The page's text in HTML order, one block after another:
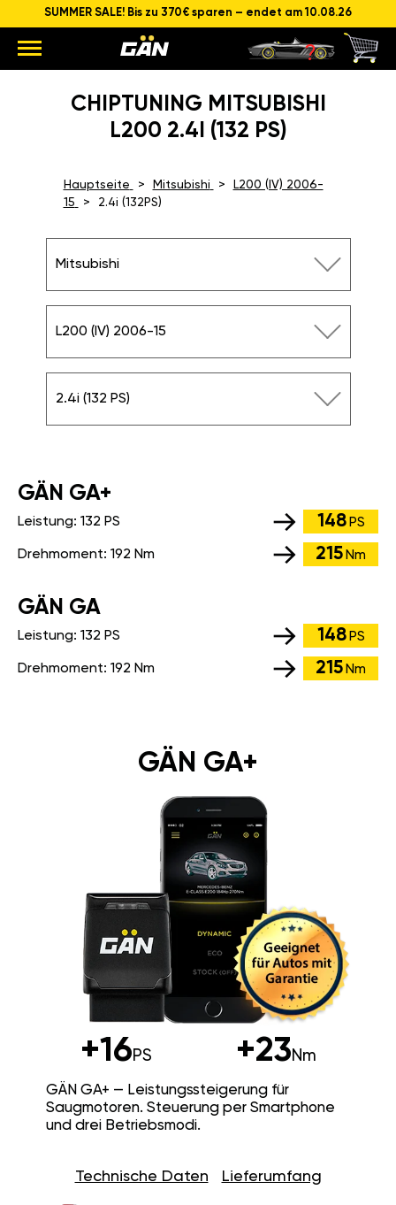
SUMMER SALE! Bis zu 370€ sparen – endet am 10.08.26
CHIPTUNING MITSUBISHI
L200 2.4I (132 PS)
Hauptseite Mitsubishi
L200 (IV) 2006-
15
2.4i (132PS)
Mitsubishi
L200 (IV) 2006-15
2.4i (132 PS)
GÄN GA+
Leistung: 132 PS 148 PS
Drehmoment: 192 Nm 215 Nm
GÄN GA
Leistung: 132 PS 148 PS
Drehmoment: 192 Nm 215 Nm
GÄN GA+
+16PS +23Nm
GÄN GA+ — Leistungssteigerung für
Saugmotoren. Steuerung per Smartphone
und drei Betriebsmodi.
Technische Daten Lieferumfang